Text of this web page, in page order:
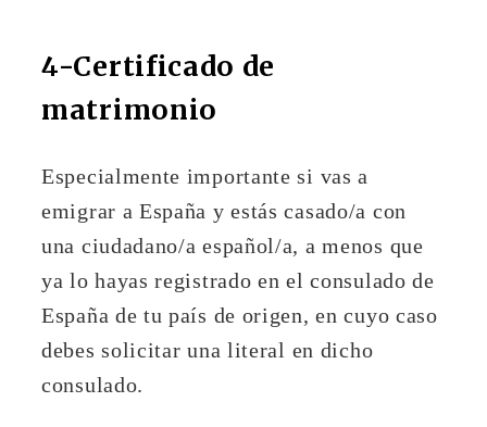
4-Certificado de
matrimonio
Especialmente importante si vas a
emigrar a España y estás casado/a con
una ciudadano/a español/a, a menos que
ya lo hayas registrado en el consulado de
España de tu país de origen, en cuyo caso
debes solicitar una literal en dicho
consulado.